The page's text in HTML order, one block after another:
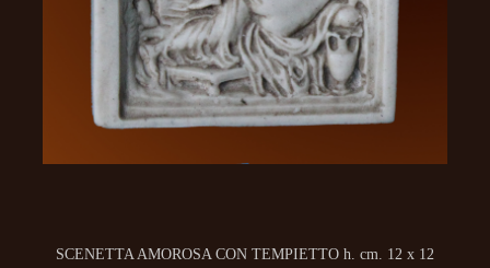
SCENETTA AMOROSA CON TEMPIETTO h. cm. 12 x 12